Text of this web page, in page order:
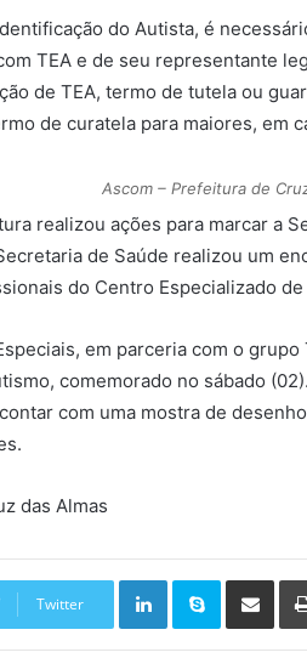
do Autista, é
TEA e de seu representante
de TEA, termo de tutela ou
de curatela para maiores, em
Ascom – Prefeitura de
realizou ações para marcar a
de Saúde realizou um
do Centro Especializado de
em parceria com o
comemorado no sábado
com uma mostra de
das Almas
Twitter
Linkedin Skype